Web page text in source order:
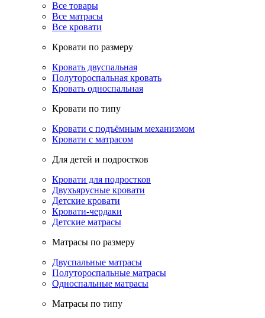
Все товары
Все матрасы
Все кровати
Кровати по размеру
Кровать двуспальная
Полутороспальная кровать
Кровать односпальная
Кровати по типу
Кровати с подъёмным механизмом
Кровати с матрасом
Для детей и подростков
Кровати для подростков
Двухъярусные кровати
Детские кровати
Кровати-чердаки
Детские матрасы
Матрасы по размеру
Двуспальные матрасы
Полутороспальные матрасы
Односпальные матрасы
Матрасы по типу